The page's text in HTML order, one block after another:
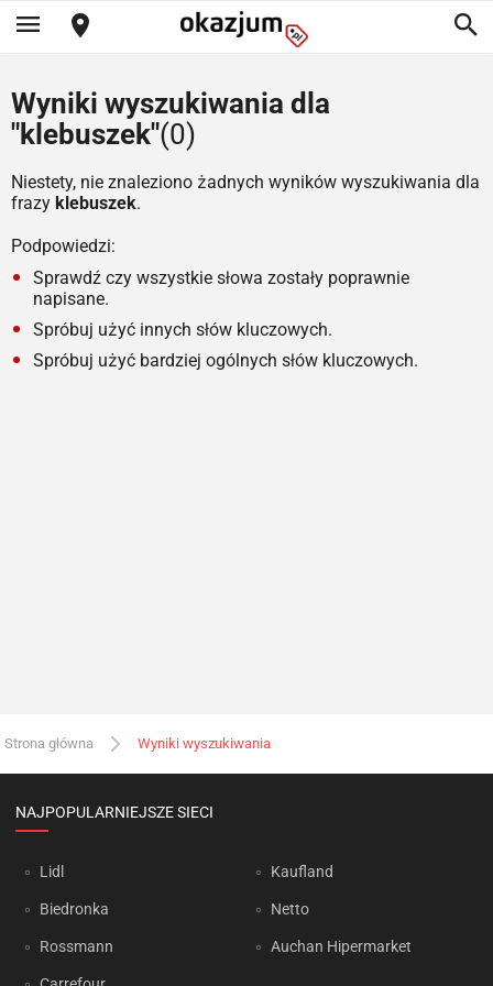
Wyniki wyszukiwania dla
"klebuszek"(0)
Niestety, nie znaleziono żadnych wyników wyszukiwania dla
frazy klebuszek.
Podpowiedzi:
Sprawdź czy wszystkie słowa zostały poprawnie
napisane.
Spróbuj użyć innych słów kluczowych.
Spróbuj użyć bardziej ogólnych słów kluczowych.
Strona główna Wyniki wyszukiwania
NAJPOPULARNIEJSZE SIECI
Lidl
Biedronka
Rossmann
Kaufland
Netto
Auchan Hipermarket